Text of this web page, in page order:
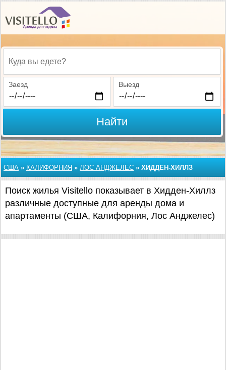
Куда вы едете?
Заезд Выезд
Найти
США » КАЛИФОРНИЯ » ЛОС АНДЖЕЛЕС » ХИДДЕН-ХИЛЛЗ
Поиск жилья Visitello показывает в Хидден-Хиллз
различные доступные для аренды дома и
апартаменты (США, Калифорния, Лос Анджелес)